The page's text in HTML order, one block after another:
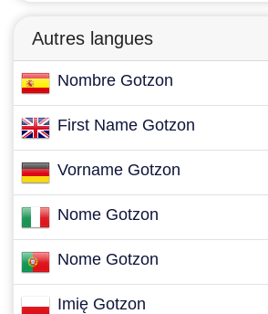
Autres langues
Nombre Gotzon
First Name Gotzon
Vorname Gotzon
Nome Gotzon
Nome Gotzon
Imię Gotzon